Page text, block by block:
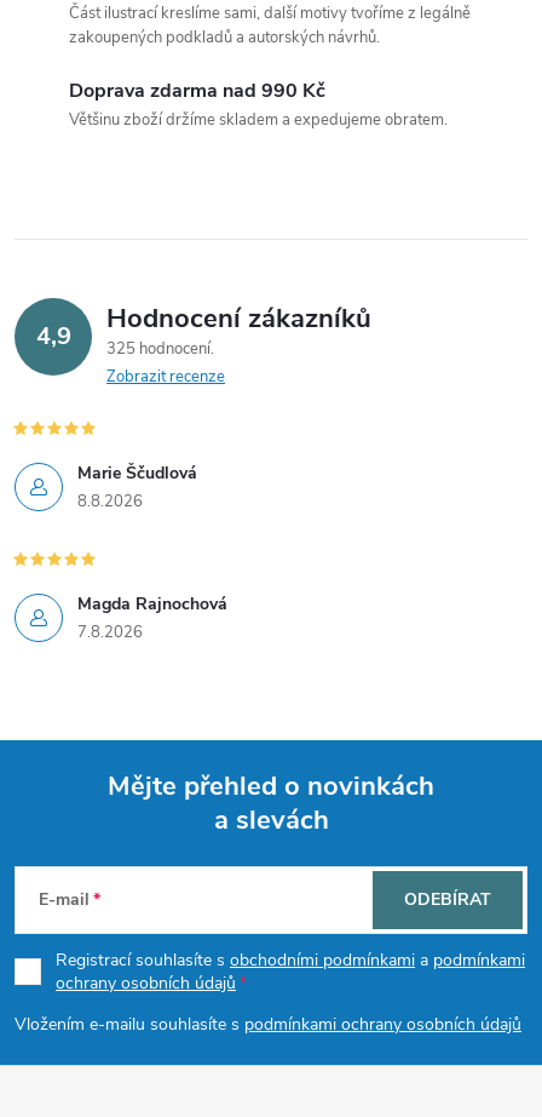
p
v
k
y
v
ý
p
i
Část ilustrací kreslíme sami, další motivy tvoříme z legálně
zakoupených podkladů a autorských návrhů.
Doprava zdarma nad 990 Kč
Většinu zboží držíme skladem a expedujeme obratem.
4,9 Hodnocení zákazníků
325 hodnocení
Zobrazit recenze
Marie Ščudlová
8.8.2026
Magda Rajnochová
7.8.2026
p
a
t
Mějte přehled o novinkách
a slevách
E-mail
Registrací souhlasíte s obchodními podmínkami a podmínkami
ochrany osobních údajů
Vložením e-mailu souhlasíte s podmínkami ochrany osobních údajů
ODEBÍRAT